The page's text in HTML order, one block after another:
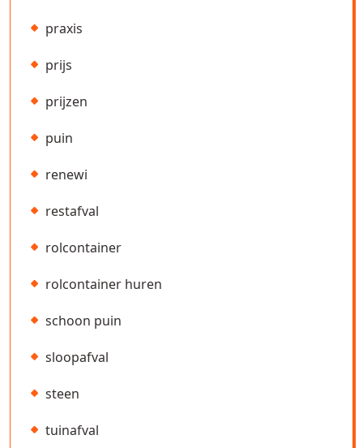
praxis
prijs
prijzen
puin
renewi
restafval
rolcontainer
rolcontainer huren
schoon puin
sloopafval
steen
tuinafval